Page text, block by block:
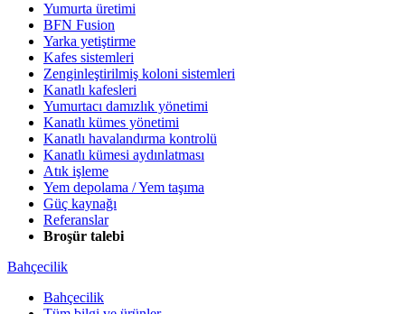
Yumurta üretimi
BFN Fusion
Yarka yetiştirme
Kafes sistemleri
Zenginleştirilmiş koloni sistemleri
Kanatlı kafesleri
Yumurtacı damızlık yönetimi
Kanatlı kümes yönetimi
Kanatlı havalandırma kontrolü
Kanatlı kümesi aydınlatması
Atık işleme
Yem depolama / Yem taşıma
Güç kaynağı
Referanslar
Broşür talebi
Bahçecilik
Bahçecilik